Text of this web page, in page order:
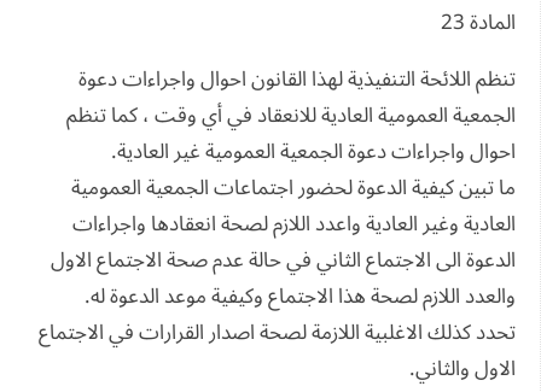
المادة 23
تنظم اللائحة التنفيذية لهذا القانون احوال واجراءات دعوة
الجمعية العمومية العادية للانعقاد في أي وقت ، كما تنظم
احوال واجراءات دعوة الجمعية العمومية غير العادية.
ما تبين كيفية الدعوة لحضور اجتماعات الجمعية العمومية
العادية وغير العادية واعدد اللازم لصحة انعقادها واجراءات
الدعوة الى الاجتماع الثاني في حالة عدم صحة الاجتماع الاول
والعدد اللازم لصحة هذا الاجتماع وكيفية موعد الدعوة له.
تحدد كذلك الاغلبية اللازمة لصحة اصدار القرارات في الاجتماع
الاول والثاني.